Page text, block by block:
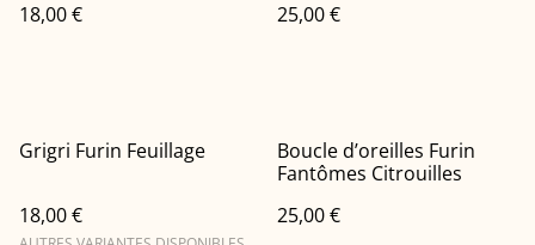
18,00 €
25,00 €
Grigri Furin Feuillage
18,00 €
Boucle d’oreilles Furin
Fantômes Citrouilles
25,00 €